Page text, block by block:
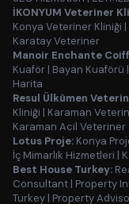
İKONYUM Veteriner
Konya Veteriner Kliniği |
Karatay Veteriner
Manoir Enchante
Kuaför | Bayan Kuaförü |
Harita
Resul Ülkümen
Kliniği | Karaman
Karaman Acil Veteriner
Lotus Proje: Konya
İç Mimarlık Hizmetleri |
Best House Turkey:
Consultant | Property
Turkey | Property